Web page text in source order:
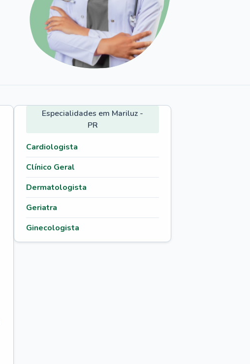
Especialidades em Mariluz -
PR
Cardiologista
Clínico Geral
Dermatologista
Geriatra
Ginecologista